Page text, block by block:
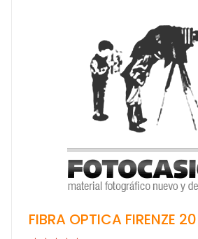
FIBRA OPTICA FIRENZE